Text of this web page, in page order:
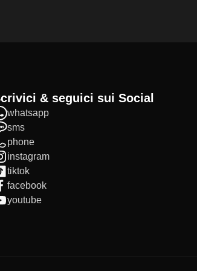
Scrivici & seguici sui Social
whatsapp
sms
phone
instagram
tiktok
facebook
youtube